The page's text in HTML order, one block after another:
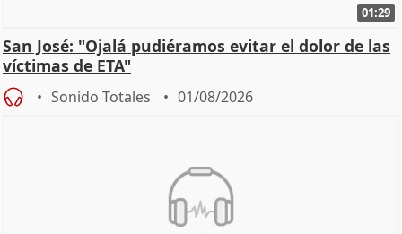
01:29
San José: "Ojalá pudiéramos evitar el dolor de las
víctimas de ETA"
Sonido Totales 01/08/2026